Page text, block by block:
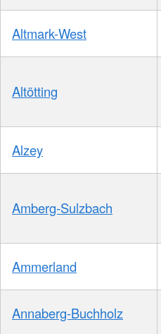
Altmark-West
Altötting
Alzey
Amberg-Sulzbach
Ammerland
Annaberg-Buchholz